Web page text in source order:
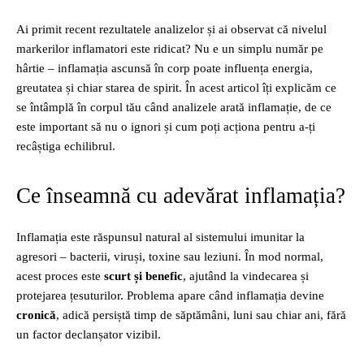
Ai primit recent rezultatele analizelor și ai observat că nivelul
markerilor inflamatori este ridicat? Nu e un simplu număr pe
hârtie – inflamația ascunsă în corp poate influența energia,
greutatea și chiar starea de spirit. În acest articol îți explicăm ce
se întâmplă în corpul tău când analizele arată inflamație, de ce
este important să nu o ignori și cum poți acționa pentru a-ți
recâștiga echilibrul.
Ce înseamnă cu adevărat inflamația?
Inflamația este răspunsul natural al sistemului imunitar la
agresori – bacterii, viruși, toxine sau leziuni. În mod normal,
acest proces este scurt și benefic, ajutând la vindecarea și
protejarea țesuturilor. Problema apare când inflamația devine
cronică, adică persiștă timp de săptămâni, luni sau chiar ani, fără
un factor declanșator vizibil.